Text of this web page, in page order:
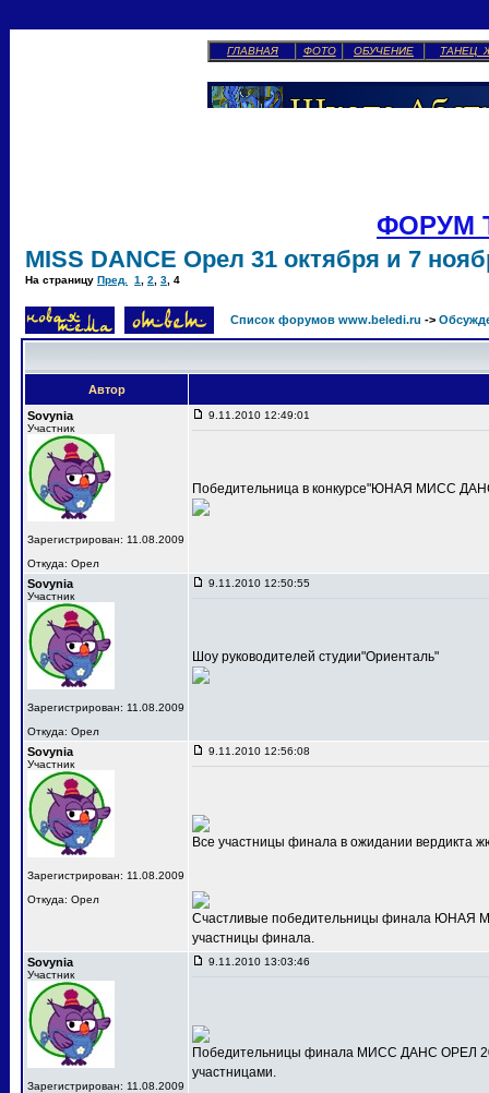
ГЛАВНАЯ ФОТО ОБУЧЕНИЕ ТАНЕЦ
ФОРУМ
MISS DANCE Орел 31 октября и 7
На страницу Пред. 1 2 3 4
Список форумов www.beledi.ru ->
Автор
Sovynia
Участник
Зарегистрирован: 11.08.2009
Откуда: Орел
9.11.2010 12:49:01
Победительница в конкурсе"ЮНАЯ МИСС
Sovynia
Участник
Зарегистрирован: 11.08.2009
Откуда: Орел
9.11.2010 12:50:55
Шоу руководителей студии"Ориенталь"
Sovynia
Участник
Зарегистрирован: 11.08.2009
Откуда: Орел
9.11.2010 12:56:08
Все участницы финала в ожидании вердикта
Счастливые победительницы финала ЮНАЯ
участницы финала.
Sovynia
Участник
Зарегистрирован: 11.08.2009
9.11.2010 13:03:46
Победительницы финала МИСС ДАНС ОРЕЛ
участницами.